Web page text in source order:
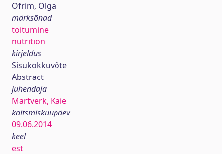
Ofrim, Olga
märksõnad
toitumine
nutrition
kirjeldus
Sisukokkuvõte
Abstract
juhendaja
Martverk, Kaie
kaitsmiskuupäev
09.06.2014
keel
est